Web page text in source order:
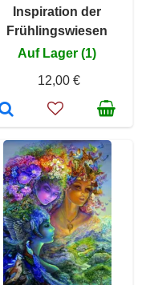
Inspiration der
Frühlingswiesen
Auf Lager (1)
12,00 €